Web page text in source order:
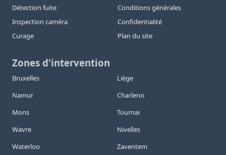
Détection fuite
Inspection caméra
Curage
Conditions générales
Confidentialité
Plan du site
Zones d'intervention
Bruxelles
Liège
Namur
Charleroi
Mons
Tournai
Wavre
Nivelles
Waterloo
Zaventem